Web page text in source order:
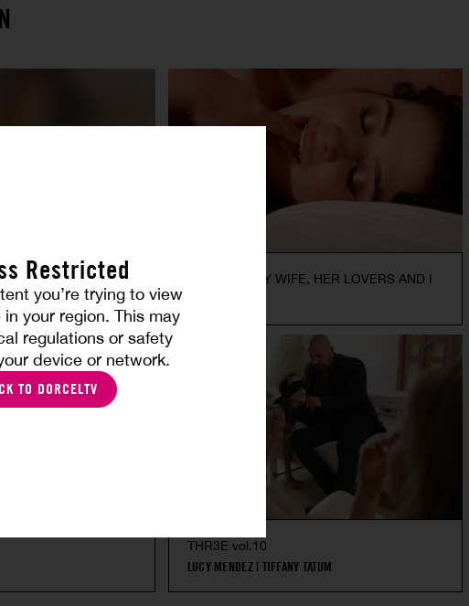
Restricted
you’re trying to view
in your region. This may
regulations or safety
device or network.
TO DORCELTV
LUXURE – MY WIFE, HER LOVERS AND I
THR3E vol.10
LUCY MENDEZ| TIFFANY TATUM